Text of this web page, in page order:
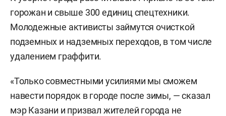
горожан и свыше 300 единиц спецтехники.
Молодежные активисты займутся очисткой
подземных и надземных переходов, в том числе
удалением граффити.
«Только совместными усилиями мы сможем
навести порядок в городе после зимы, — сказал
мэр Казани и призвал жителей города не